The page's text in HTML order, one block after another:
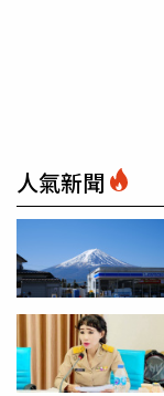
人氣新聞